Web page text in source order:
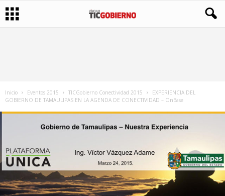
Inicio Eventos 2015 TICGobierno Conectividad 2015
EXPERIENCIA DEL
GOBIERNO DE TAMAULIPAS EN LA AGENDA DE CONECTIVIDAD – OnBase